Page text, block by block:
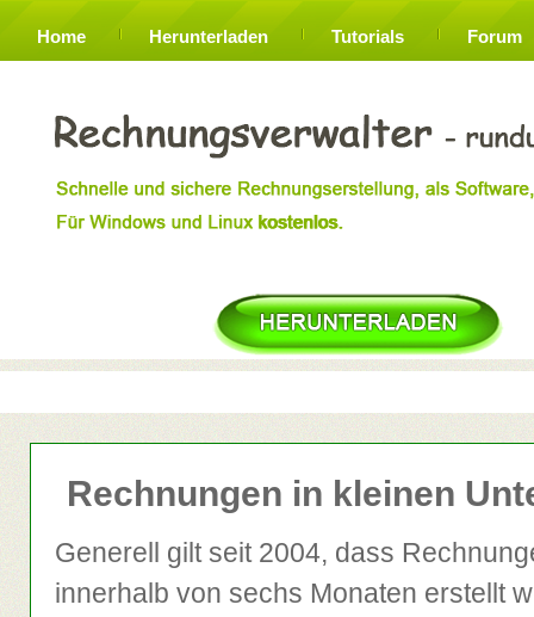
Home Herunterladen Tutorials Forum
Rechnungen in kleinen
Generell gilt seit 2004, dass
innerhalb von sechs Monaten erstellt